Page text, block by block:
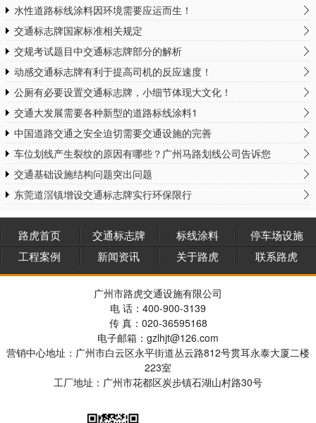
水性道路标线涂料因环境需要应运而生！
交通标志牌国家标准相关规定
交规考试题目中交通标志牌部分的解析
动感交通标志牌有利于提高司机的反应速度！
公厕有必要设置交通标志牌，小细节体现大文化！
交通大发展需要各种新型的道路标线涂料1
中国道路交通之安全迫切需要交通设施的完善
车位划线产生裂纹的原因有哪些？广州马路划线公司告诉您
交通基础设施结构问题突出问题
东莞道滘镇增设交通标志牌实行环保限行
路虎首页 交通标志牌 标线涂料
停车场设施
工程案例
新闻资讯 关于路虎 联系路虎
广州市路虎交通设施有限公司
电 话：400-900-3139
传 真：020-36595168
电子邮箱：gzlhjt@126.com
营销中心地址：广州市白云区永平街道丛云路812号贯耳永泰大厦二楼
223室
工厂地址：广州市花都区炭步镇石湖山村路30号